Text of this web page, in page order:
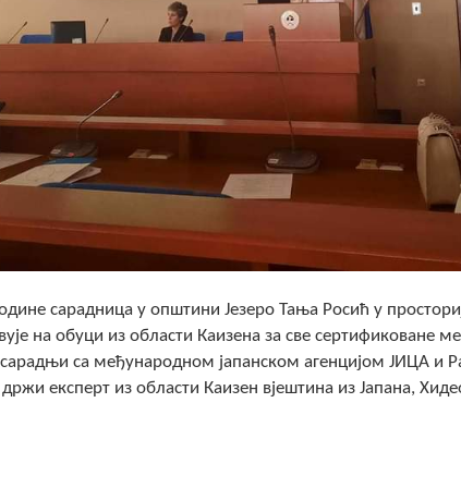
сарадница у општини Језеро Тања Росић у
на обуци из области Каизена за све сертификоване
са међународном јапанском агенцијом ЈИЦА и
експерт из области Каизен вјештина из Јапана,